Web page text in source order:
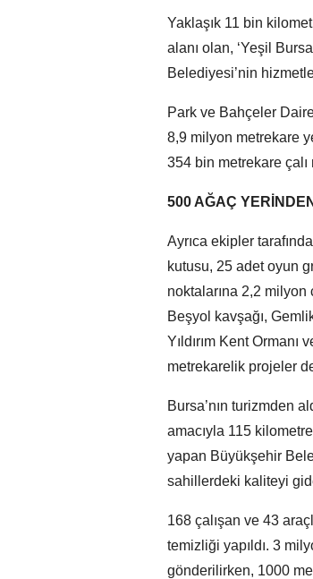
Yaklaşık 11 bin
alanı olan, ‘Yeşil
Belediyesi’nin
Park ve Bahçeler
8,9 milyon metrekare
354 bin metrekare çalı
500 AĞAÇ
Ayrıca ekipler
kutusu, 25 adet oyun
noktalarına 2,2
Beşyol kavşağı,
Yıldırım Kent
metrekarelik projeler
Bursa’nın turizmden
amacıyla 115
yapan Büyükşehir
sahillerdeki kaliteyi
168 çalışan ve 43
temizliği yapıldı. 3
gönderilirken, 1000